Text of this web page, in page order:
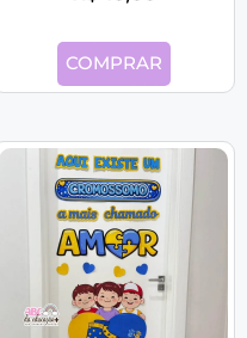
COMPRAR